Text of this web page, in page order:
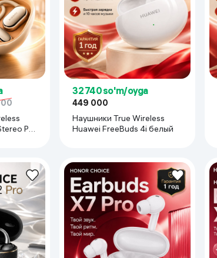
10-минутной зарядки.
Pro
32 740 so'm/oyga
449 000
Наушники True Wireless
Huawei FreeBuds 4i белый